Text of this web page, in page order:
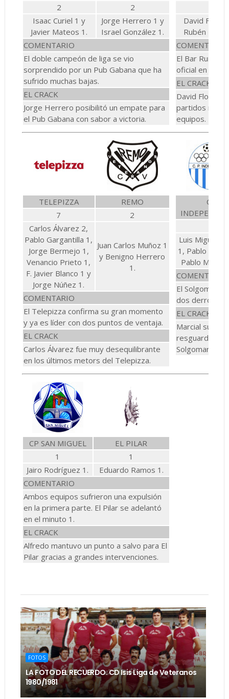
2
2
Isaac Curiel 1 y
Javier Mateos 1.
Jorge Herrero 1 y
Israel González 1.
COMENTARIO
El doble campeón de liga se vio
sorprendido por un Pub Gabana que ha
sufrido muchas bajas.
EL CRACK
Jorge Herrero posibilitó un empate para
el Pub Gabana con sabor a victoria.
David
Rubén
COMENTARIO
El Bar Rum-
oficial en la
EL CRACK
David Flores
partidos muy
equipos.
TELEPIZZA
REMO
7
2
Carlos Álvarez 2,
Pablo Gargantilla 1,
Jorge Bermejo 1,
Venancio Prieto 1,
F. Javier Blanco 1 y
Jorge Núñez 1.
Juan Carlos Muñoz 1
y Benigno Herrero
1.
COMENTARIO
El Telepizza confirma su gran momento
y ya es líder con dos puntos de ventaja.
EL CRACK
Carlos Álvarez fue muy desequilibrante
en los últimos metors del Telepizza.
CP
Luis Miguel
1, Pablo
Pablo
COMENTARIO
El Solgomar
dos derrotas
EL CRACK
Marcial supo
resguardada
Solgomar.
CP SAN MIGUEL
EL PILAR
1
1
Jairo Rodríguez 1.
Eduardo Ramos 1.
COMENTARIO
Ambos equipos sufrieron una expulsión
en la primera parte. El Pilar se adelantó
en el minuto 1.
EL CRACK
Alfredo mantuvo un punto a salvo para El
Pilar gracias a grandes intervenciones.
FOTOS
LA FOTO DEL RECUERDO. CD Isis Liga de Veteranos
1980/1981